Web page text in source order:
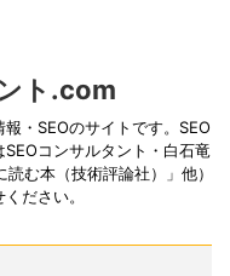
ト.com
・SEOのサイトです。SEO
コンサルタント・白石竜
む本（技術評論社）」他）
ださい。